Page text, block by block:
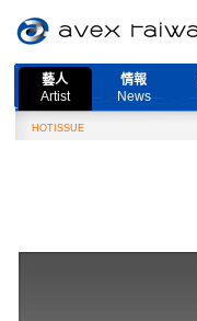
藝人
Artist
情報
News
HOTISSUE